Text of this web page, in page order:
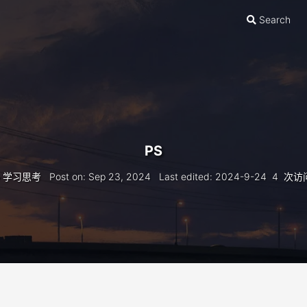
Search
PS
学习思考 Post on: Sep 23, 2024 Last edited: 2024-9-24 4 次访